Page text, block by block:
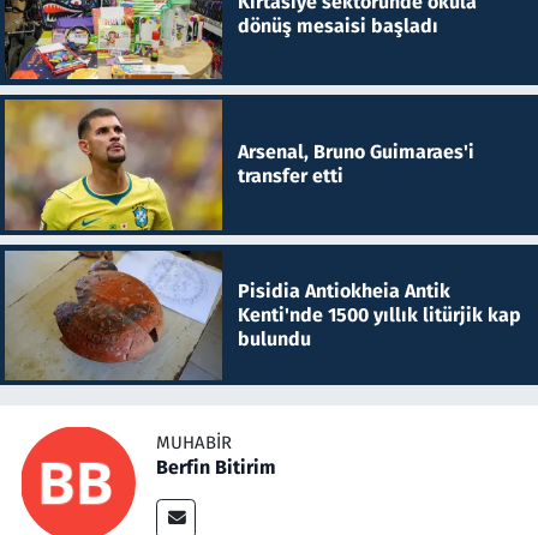
dönüş mesaisi başladı
Arsenal, Bruno Guimaraes'i
transfer etti
Pisidia Antiokheia Antik
Kenti'nde 1500 yıllık litürjik kap
bulundu
MUHABIR
Berfin Bitirim